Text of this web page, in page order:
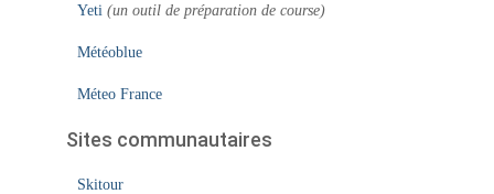
Yeti (un outil de préparation de course)
Météoblue
Méteo France
Sites communautaires
Skitour